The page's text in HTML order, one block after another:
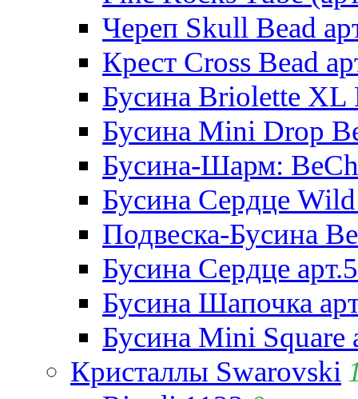
Череп Skull Bead
Крест Cross Bead
Бусина Briolette XL
Бусина Mini Drop
Бусина-Шарм:
Бусина Сердце
Подвеска-Бусина
Бусина Сердце
Бусина Шапочка
Бусина Mini Square
Кристаллы Swarovski